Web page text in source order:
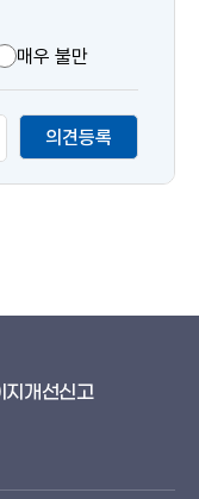
매우 불만
의견등록
지개선신고